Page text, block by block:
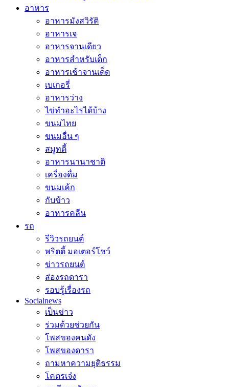
อาหาร
อาหารมังสวิรัติ
อาหารเจ
อาหารจานเดียว
อาหารสำหรับเด็ก
อาหารเช้าจานเด็ด
เบเกอรี่
อาหารว่าง
ไข่ทำอะไรได้บ้าง
ขนมไทย
ขนมอื่น ๆ
สมูทตี้
อาหารนานาชาติ
เครื่องดื่ม
ขนมเค้ก
กับข้าว
อาหารคลีน
รถ
รีวิวรถยนต์
พริตตี้ มอเตอร์โชว์
ข่าวรถยนต์
ส่องรถดารา
รอบรู้เรื่องรถ
Socialnews
เป็นข่าว
ร่วมด้วยช่วยกัน
โพสของคนดัง
โพสของดารา
ถามหาความยุติธรรม
โคตรเจ๋ง